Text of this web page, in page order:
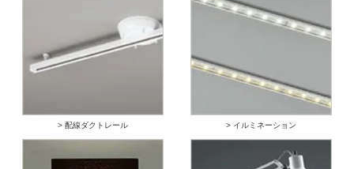
> 配線ダクトレール > イルミネーション